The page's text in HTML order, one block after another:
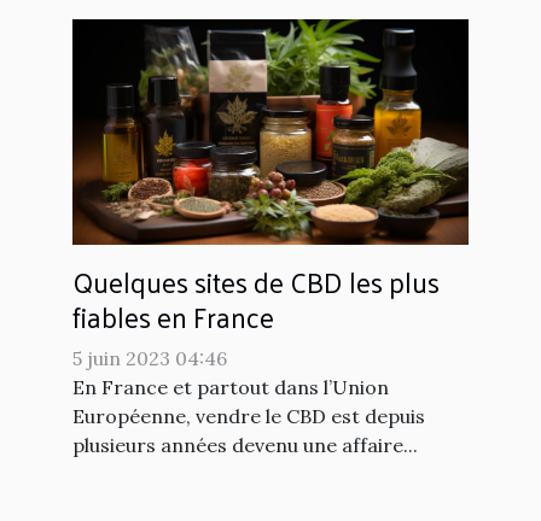
Quelques sites de CBD les plus
fiables en France
5 juin 2023 04:46
En France et partout dans l’Union
Européenne, vendre le CBD est depuis
plusieurs années devenu une affaire...